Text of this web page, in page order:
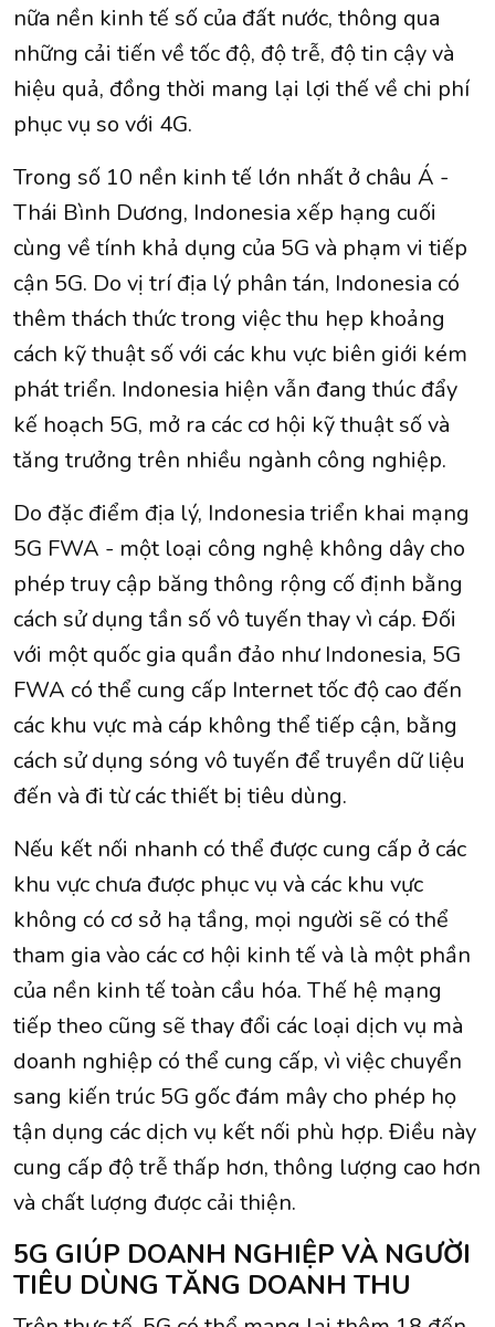
nữa nền kinh tế số của đất nước, thông qua
những cải tiến về tốc độ, độ trễ, độ tin cậy và
hiệu quả, đồng thời mang lại lợi thế về chi phí
phục vụ so với 4G.
Trong số 10 nền kinh tế lớn nhất ở châu Á -
Thái Bình Dương, Indonesia xếp hạng cuối
cùng về tính khả dụng của 5G và phạm vi tiếp
cận 5G. Do vị trí địa lý phân tán, Indonesia có
thêm thách thức trong việc thu hẹp khoảng
cách kỹ thuật số với các khu vực biên giới kém
phát triển. Indonesia hiện vẫn đang thúc đẩy
kế hoạch 5G, mở ra các cơ hội kỹ thuật số và
tăng trưởng trên nhiều ngành công nghiệp.
Do đặc điểm địa lý, Indonesia triển khai mạng
5G FWA - một loại công nghệ không dây cho
phép truy cập băng thông rộng cố định bằng
cách sử dụng tần số vô tuyến thay vì cáp. Đối
với một quốc gia quần đảo như Indonesia, 5G
FWA có thể cung cấp Internet tốc độ cao đến
các khu vực mà cáp không thể tiếp cận, bằng
cách sử dụng sóng vô tuyến để truyền dữ liệu
đến và đi từ các thiết bị tiêu dùng.
Nếu kết nối nhanh có thể được cung cấp ở các
khu vực chưa được phục vụ và các khu vực
không có cơ sở hạ tầng, mọi người sẽ có thể
tham gia vào các cơ hội kinh tế và là một phần
của nền kinh tế toàn cầu hóa. Thế hệ mạng
tiếp theo cũng sẽ thay đổi các loại dịch vụ mà
doanh nghiệp có thể cung cấp, vì việc chuyển
sang kiến ​​trúc 5G gốc đám mây cho phép họ
tận dụng các dịch vụ kết nối phù hợp. Điều này
cung cấp độ trễ thấp hơn, thông lượng cao hơn
và chất lượng được cải thiện.
5G GIÚP DOANH NGHIỆP VÀ NGƯỜI
TIÊU DÙNG TĂNG DOANH THU